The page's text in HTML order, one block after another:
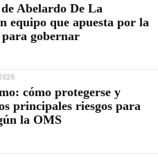
Abelardo De La
equipo que apuesta por la
gobernar
cómo protegerse y
principales riesgos para
la OMS